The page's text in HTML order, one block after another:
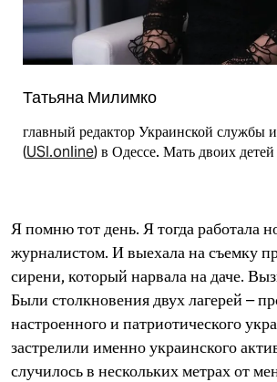
Татьяна Милимко
главный редактор Украинской службы
(USI.online) в Одессе. Мать двоих
Я помню тот день. Я тогда работала
журналистом. И выехала на съемку
сирени, который нарвала на даче.
Были столкновения двух лагерей –
настроенного и патриотического
застрелили именно украинского
случилось в нескольких метрах от